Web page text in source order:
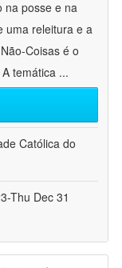
na posse e na
uma releitura e a
Coisas é o
temática ...
Católica do
Thu Dec 31